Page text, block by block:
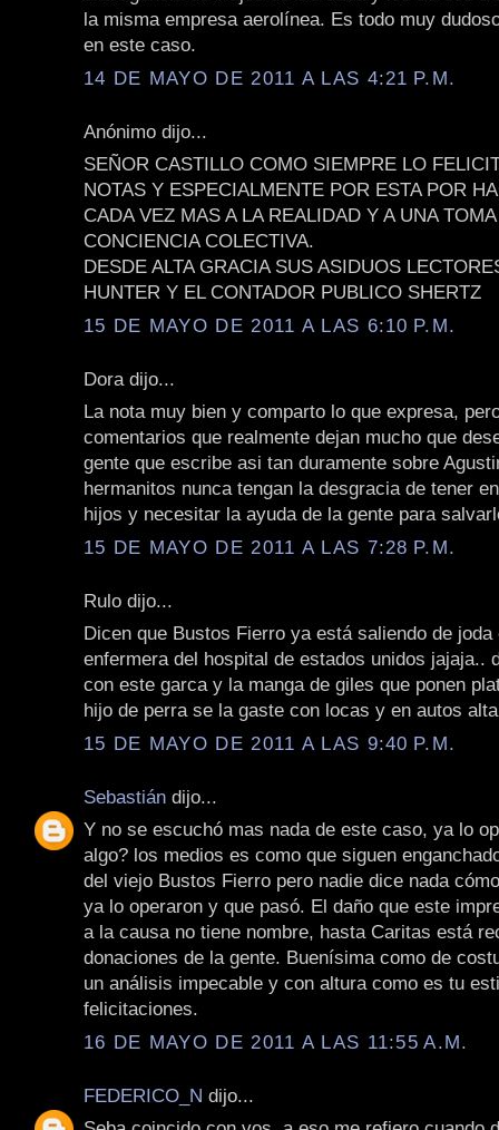
la misma empresa aerolínea. Es todo muy
en este caso.
14 DE MAYO DE 2011 A LAS 4:21 P.M.
Anónimo dijo...
SEÑOR CASTILLO COMO SIEMPRE LO
NOTAS Y ESPECIALMENTE POR ESTA POR
CADA VEZ MAS A LA REALIDAD Y A UNA
CONCIENCIA COLECTIVA.
DESDE ALTA GRACIA SUS ASIDUOS
HUNTER Y EL CONTADOR PUBLICO SHERTZ
15 DE MAYO DE 2011 A LAS 6:10 P.M.
Dora dijo...
La nota muy bien y comparto lo que expresa,
comentarios que realmente dejan mucho que
gente que escribe asi tan duramente sobre
hermanitos nunca tengan la desgracia de tener
hijos y necesitar la ayuda de la gente para
15 DE MAYO DE 2011 A LAS 7:28 P.M.
Rulo dijo...
Dicen que Bustos Fierro ya está saliendo de joda
enfermera del hospital de estados unidos jajaja..
con este garca y la manga de giles que ponen
hijo de perra se la gaste con locas y en autos
15 DE MAYO DE 2011 A LAS 9:40 P.M.
Sebastián dijo...
Y no se escuchó mas nada de este caso, ya lo
algo? los medios es como que siguen
del viejo Bustos Fierro pero nadie dice nada
ya lo operaron y que pasó. El daño que este
a la causa no tiene nombre, hasta Caritas está
donaciones de la gente. Buenísima como de
un análisis impecable y con altura como es tu
felicitaciones.
16 DE MAYO DE 2011 A LAS 11:55 A.M.
FEDERICO_N dijo...